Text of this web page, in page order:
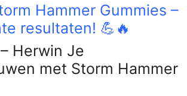
Hammer Gummies –
resultaten! 💪🔥
Herwin Je
met Storm Hammer